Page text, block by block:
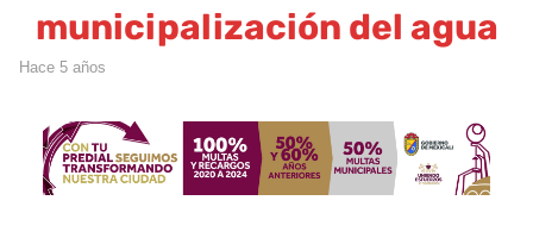
municipalización del agua
hace 5 años